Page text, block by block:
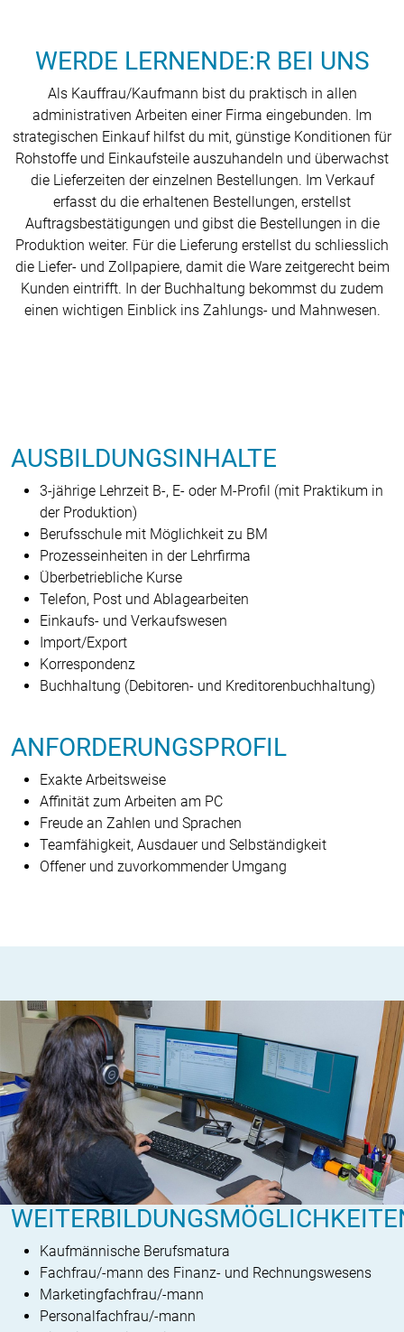
WERDE LERNENDE:R BEI UNS
Als Kauffrau/Kaufmann bist du praktisch in allen
administrativen Arbeiten einer Firma eingebunden. Im
strategischen Einkauf hilfst du mit, günstige Konditionen für
Rohstoffe und Einkaufsteile auszuhandeln und überwachst
die Lieferzeiten der einzelnen Bestellungen. Im Verkauf
erfasst du die erhaltenen Bestellungen, erstellst
Auftragsbestätigungen und gibst die Bestellungen in die
Produktion weiter. Für die Lieferung erstellst du schliesslich
die Liefer- und Zollpapiere, damit die Ware zeitgerecht beim
Kunden eintrifft. In der Buchhaltung bekommst du zudem
einen wichtigen Einblick ins Zahlungs- und Mahnwesen.
AUSBILDUNGSINHALTE
3-jährige Lehrzeit B-, E- oder M-Profil (mit Praktikum in
der Produktion)
Berufsschule mit Möglichkeit zu BM
Prozesseinheiten in der Lehrfirma
Überbetriebliche Kurse
Telefon, Post und Ablagearbeiten
Einkaufs- und Verkaufswesen
Import/Export
Korrespondenz
Buchhaltung (Debitoren- und Kreditoren­buchhaltung)
ANFORDERUNGSPROFIL
Exakte Arbeitsweise
Affinität zum Arbeiten am PC
Freude an Zahlen und Sprachen
Teamfähigkeit, Ausdauer und Selbständigkeit
Offener und zuvorkommender Umgang
Kaufmännische Berufsmatura
Fachfrau/-mann des Finanz- und Rechnungswesens
Marketingfachfrau/-mann
Personalfachfrau/-mann